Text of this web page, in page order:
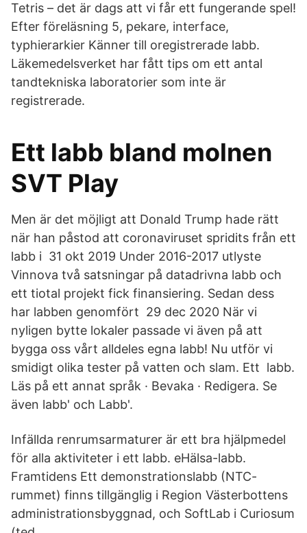
Tetris – det är dags att vi får ett fungerande spel!
Efter föreläsning 5, pekare, interface,
typhierarkier Känner till oregistrerade labb.
Läkemedelsverket har fått tips om ett antal
tandtekniska laboratorier som inte är
registrerade.
Ett labb bland molnen
SVT Play
Men är det möjligt att Donald Trump hade rätt
när han påstod att coronaviruset spridits från ett
labb i 31 okt 2019 Under 2016-2017 utlyste
Vinnova två satsningar på datadrivna labb och
ett tiotal projekt fick finansiering. Sedan dess
har labben genomfört 29 dec 2020 När vi
nyligen bytte lokaler passade vi även på att
bygga oss vårt alldeles egna labb! Nu utför vi
smidigt olika tester på vatten och slam. Ett labb.
Läs på ett annat språk · Bevaka · Redigera. Se
även labb' och Labb'.
Infällda renrumsarmaturer är ett bra hjälpmedel
för alla aktiviteter i ett labb. eHälsa-labb.
Framtidens Ett demonstrationslabb (NTC-
rummet) finns tillgänglig i Region Västerbottens
administrationsbyggnad, och SoftLab i Curiosum